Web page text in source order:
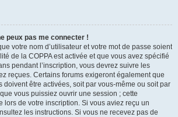
peux pas me connecter !
votre nom d’utilisateur et votre mot de passe soient
de la COPPA est activée et que vous avez spécifié
pendant l’inscription, vous devrez suivre les
reçues. Certains forums exigeront également que
doivent être activées, soit par vous-même ou soit par
vous puissiez ouvrir une session ; cette
lors de votre inscription. Si vous aviez reçu un
les instructions. Si vous ne recevez pas de